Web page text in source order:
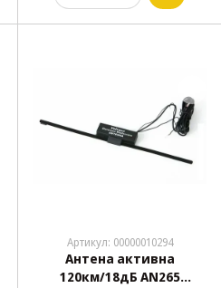
Артикул: 00000010294
Антена активна
120км/18дБ AN265